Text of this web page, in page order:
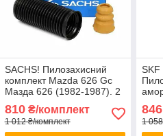
SACHS! Пилозахисний
комплект Mazda 626 Gc
Мазда 626 (1982-1987). 2
Заднього амортизатора
стійки
810₴/комплект
1 012 ₴/комплект
SKF
846
1